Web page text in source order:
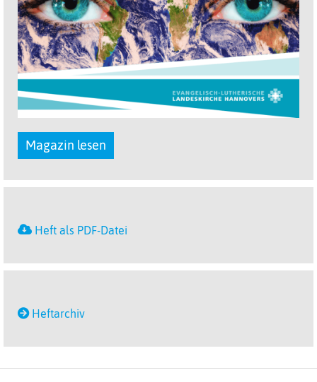
Magazin lesen
Heft als PDF-Datei
Heftarchiv